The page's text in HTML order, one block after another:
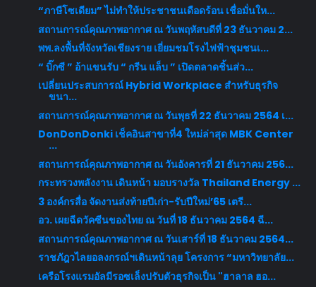
“ภาษีโซเดียม” ไม่ทำให้ประชาชนเดือดร้อน เชื่อมั่นให...
สถานการณ์คุณภาพอากาศ ณ วันพฤหัสบดีที่ 23 ธันวาคม 2...
พพ.ลงพื้นที่จังหวัดเชียงราย เยี่ยมชมโรงไฟฟ้าชุมชนเ...
“ บิ๊กซี ” อ้าแขนรับ “ กรีน แล็บ ” เปิดตลาดชิ้นส่ว...
เปลี่ยนประสบการณ์ Hybrid Workplace สำหรับธุรกิจ
ขนา...
สถานการณ์คุณภาพอากาศ ณ วันพุธที่ 22 ธันวาคม 2564 เ...
DonDonDonki เช็คอินสาขาที่4 ใหม่ล่าสุด MBK Center
...
สถานการณ์คุณภาพอากาศ ณ วันอังคารที่ 21 ธันวาคม 256...
กระทรวงพลังงาน เดินหน้า มอบรางวัล Thailand Energy ...
3 องค์กรสื่อ จัดงานส่งท้ายปีเก่า-รับปีใหม่’65 เตรี...
อว. เผยฉีดวัคซีนของไทย ณ วันที่ 18 ธันวาคม 2564 ฉี...
สถานการณ์คุณภาพอากาศ ณ วันเสาร์ที่ 18 ธันวาคม 2564...
ราชภัฎวไลยอลงกรณ์ฯเดินหน้าลุย โครงการ “มหาวิทยาลัย...
เครือโรงแรมอัลมีรอซเล็งปรับตัวธุรกิจเป็น "ฮาลาล ฮอ...